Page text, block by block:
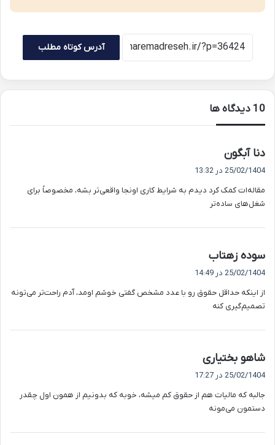
آدرس کوتاه مطلب
‫10 دیدگاه ها
دنا آبگون
:
25/02/1404 در 13:32
مقاله‌ات کمک کرد دیدم به شرایط کاری اونجا واقعی‌تر بشه، مخصوصاً برای
شغل‌های ساده‌تر
سوده زهتاب
ف
:
25/02/1404 در 14:49
از اینکه حداقل حقوق رو با عدد مشخص گفتی خوشم اومد، آدم راحت‌تر می‌تونه
تصمیم‌گیری کنه
شاهو بختیاری
ف
:
25/02/1404 در 17:27
جالبه که مالیات هم از حقوق کم میشه، خوبه که بدونیم از همون اول چقدر
دستمون می‌مونه